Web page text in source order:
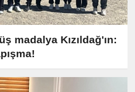
madalya Kızıldağ'ın: